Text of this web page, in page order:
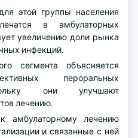
этой группы населения
в амбулаторных
увеличению доли рынка
инфекций.
сегмента объясняется
пероральных
они улучшают
лечению.
амбулаторному лечению
и связанные с ней